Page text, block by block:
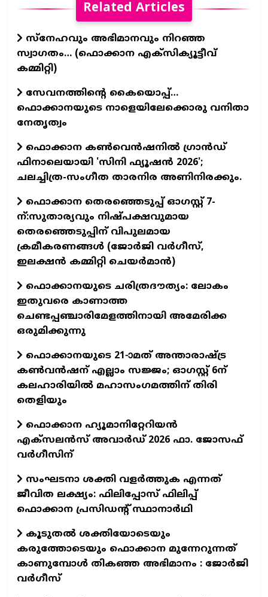
Related Articles
സ്നേഹവും അഭിമാനവും നിറഞ്ഞ
സ്വാഗതം… (ഫൊക്കാന എക്സിക്യൂട്ടീവ്
കമ്മിറ്റി)
സേവനത്തിന്റെ കൈയൊപ്പ്…
ഫൊക്കാനയുടെ നാളെയിലേക്കൊരു വനിതാ
നേതൃത്വം
ഫൊക്കാന കണ്‍വെന്‍ഷനില്‍ ഗ്രാന്‍ഡ്
ഫിനാലെയായി 'സിനി ഫ്യൂഷന്‍ 2026';
ചലച്ചിത്ര-സംഗീത താരനിര അണിനിരക്കും.
ഫൊക്കാന തെരഞ്ഞെടുപ്പ് ഓഗസ്റ്റ് 7-
ന്:സുതാര്യവും നിഷ്പക്ഷവുമായ
തെരഞ്ഞെടുപ്പിന് വിപുലമായ
ക്രമീകരണങ്ങൾ (ജോർജി വർഗീസ്,
ഇലക്ഷൻ കമ്മിറ്റി ചെയർമാൻ)
ഫൊക്കാനയുടെ ചരിത്രദൗത്യം: ലോകം
ഇതുവരെ കാണാത്ത
ചെണ്ടപ്പഞ്ചാരിമേളത്തിനായി അമേരിക്ക
ഒരുമിക്കുന്നു
ഫൊക്കാനയുടെ 21-ാമത് അന്താരാഷ്ട്ര
കൺവൻഷന് എല്ലാം സജ്ജം; ഓഗസ്റ്റ് 6ന്
കലഹാരിയിൽ മഹാസംഗമത്തിന് തിരി
തെളിയും
ഫൊക്കാന ഹ്യൂമാനിറ്റേറിയന്‍
എക്‌സലന്‍സ് അവാര്‍ഡ് 2026 ഫാ. ജോസഫ്
വര്‍ഗീസിന്
സംഘടനാ ശക്തി വളർത്തുക എന്നത്
ജീവിത ലക്ഷ്യം: ഫിലിപ്പോസ് ഫിലിപ്പ്
ഫൊക്കാന പ്രസിഡന്റ് സ്ഥാനാർഥി
കൂടുതൽ ശക്തിയോടെയും
കരുത്തോടെയും ഫൊക്കാന മുന്നേറുന്നത്
കാണുമ്പോൾ തികഞ്ഞ അഭിമാനം : ജോർജി
വർഗീസ്